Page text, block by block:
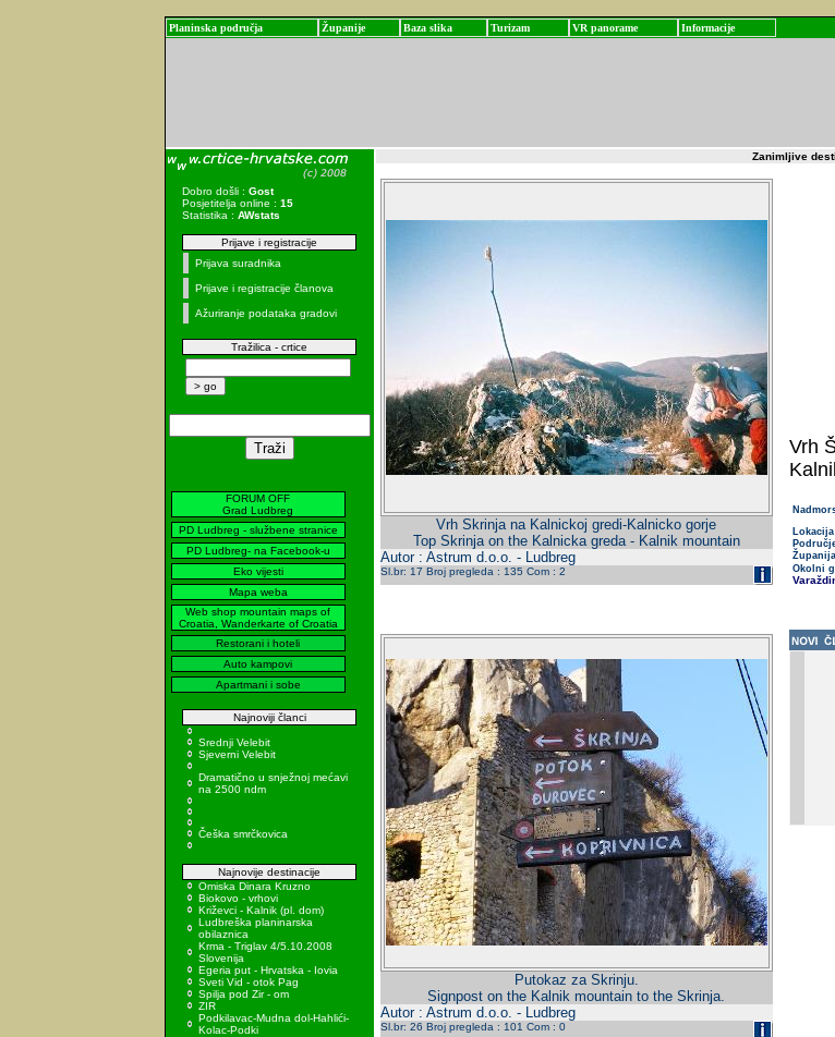
Planinska područja Županije Baza slika Turizam VR panorame Informacije
Dobro došli : Gost
Posjetitelja online : 15
Statistika : AWstats
Prijave i registracije
Prijava suradnika
Prijave i registracije članova
Ažuriranje podataka gradovi
Tražilica - crtice
FORUM OFF
Grad Ludbreg
PD Ludbreg - službene stranice
PD Ludbreg- na Facebook-u
Eko vijesti
Mapa weba
Web shop mountain maps of
Croatia, Wanderkarte of Croatia
Restorani i hoteli
Auto kampovi
Apartmani i sobe
Najnoviji članci
Srednji Velebit
Sjeverni Velebit
Dramatično u snježnoj mećavi
na 2500 ndm
Češka smrčkovica
Najnovije destinacije
Omiska Dinara Kruzno
Biokovo - vrhovi
Križevci - Kalnik (pl. dom)
Ludbreška planinarska
obilaznica
Krma - Triglav 4/5.10.2008
Slovenija
Egeria put - Hrvatska - Iovia
Sveti Vid - otok Pag
Spilja pod Zir - om
ZIR
Podkilavac-Mudna dol-Hahlići-
Kolac-Podki
Zanimljive
Vrh Skrinja na Kalnickoj gredi-Kalnicko gorje
Top Skrinja on the Kalnicka greda - Kalnik mountain
Autor : Astrum d.o.o. - Ludbreg
Sl.br: 17 Broj pregleda : 135 Com : 2
Putokaz za Skrinju.
Signpost on the Kalnik mountain to the Skrinja.
Autor : Astrum d.o.o. - Ludbreg
Sl.br: 26 Broj pregleda : 101 Com : 0
Vrh
Okolni